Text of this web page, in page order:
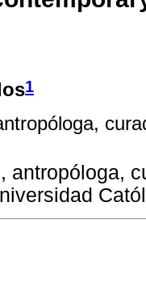
1
antropóloga,